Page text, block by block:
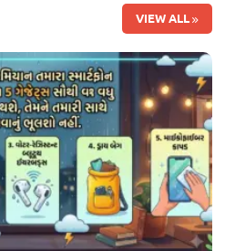
VIEW ALL